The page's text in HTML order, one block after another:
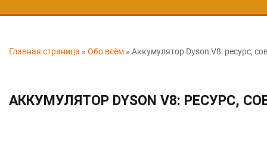
Главная страница » Обо всём » Аккумулятор Dyson V8: ресурс,
АККУМУЛЯТОР DYSON V8: РЕСУРС,